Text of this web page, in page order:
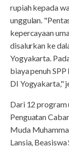
rupiah kepada
unggulan.
kepercayaan
disalurkan ke
Yogyakarta.
biaya penuh
DI Yogyakarta,"
Dari 12
Penguatan
Muda
Lansia,